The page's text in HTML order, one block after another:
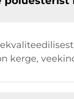
kerge,